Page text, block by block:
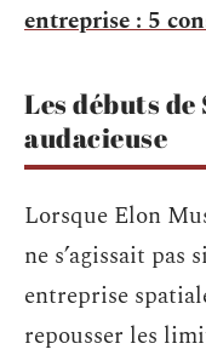
entreprise : 5
Les débuts
audacieuse
Lorsque Elon
ne s’agissait pas
entreprise
repousser les